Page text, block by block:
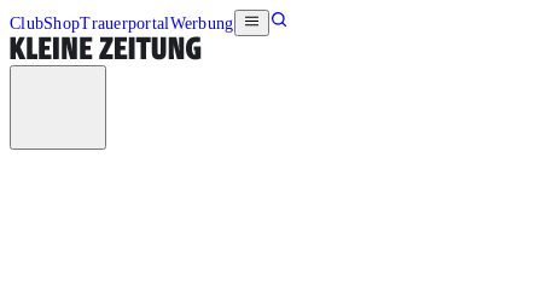
ClubShopTrauerportalWerbung